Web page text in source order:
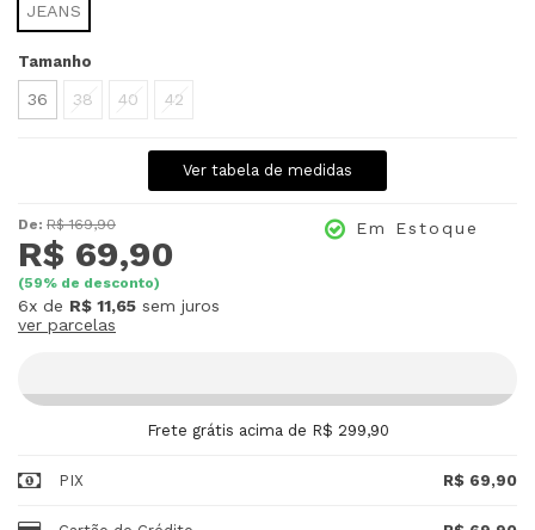
JEANS
Tamanho
36 38 40 42
Ver tabela de medidas
De: R$ 169,90
R$ 69,90
(59% de desconto)
6x de R$ 11,65 sem juros
ver parcelas
Em Estoque
Frete grátis acima de R$ 299,90
PIX R$ 69,90